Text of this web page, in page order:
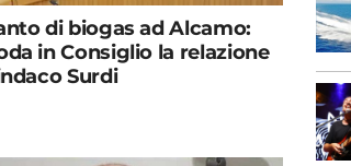
di biogas ad Alcamo:
in Consiglio la relazione
Surdi